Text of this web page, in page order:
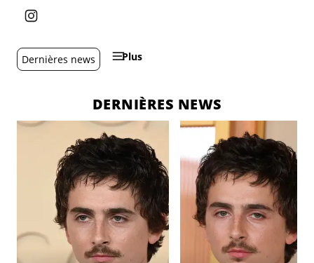
Dernières news Plus
DERNIÈRES NEWS